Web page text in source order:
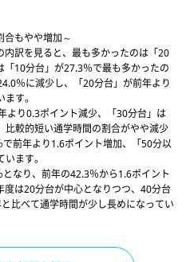
合もやや増加～
訳を見ると、最も多かったのは「20
10分台」が27.3％で最も多かったの
％に減少し、「20分台」が前年より
す。
より0.3ポイント減少、「30分台」は
較的短い通学時間の割合がやや減少
前年より1.6ポイント増加、「50分以
ます。
なり、前年の42.3％から1.6ポイント
は20分台が中心となりつつ、40分台
比べて通学時間が少し長めになってい